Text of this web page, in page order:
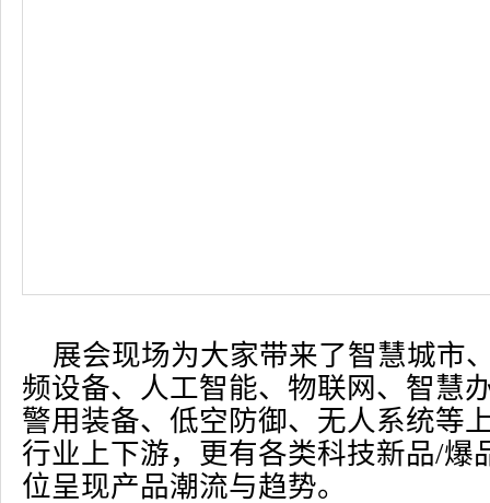
展会现场为大家带来了智慧城市
频设备、人工智能、物联网、智慧
警用装备、低空防御、无人系统等
行业上下游，更有各类科技新品/爆
位呈现产品潮流与趋势。